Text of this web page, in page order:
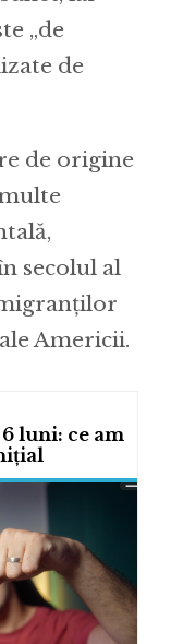
„de
de
de origine
secolul al
Americii.
luni: ce am